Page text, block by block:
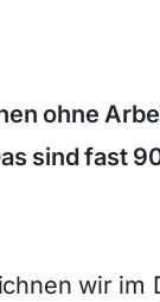
ohne
sind fast
wir im